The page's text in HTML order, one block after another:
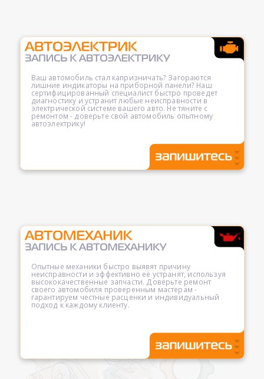
Ваш автомобиль стал капризничать? Загораются
лишние индикаторы на приборной панели? Наш
сертифицированный специалист быстро проведет
диагностику и устранит любые неисправности в
электрической системе вашего авто. Не тяните с
ремонтом - доверьте свой автомобиль опытному
автоэлектрику!
Опытные механики быстро выявят причину
неисправности и эффективно её устранят, используя
высококачественные запчасти. Доверьте ремонт
своего автомобиля проверенным мастерам -
гарантируем честные расценки и индивидуальный
подход к каждому клиенту.